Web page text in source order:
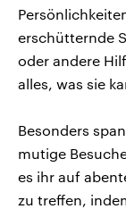
erschütternde
oder andere
alles, was sie
Besonders
mutige
es ihr auf
zu treffen,